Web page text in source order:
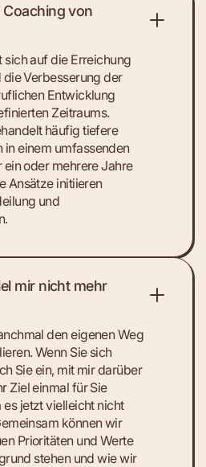
von
auf die Erreichung
Verbesserung der
Entwicklung
Zeitraums.
häufig tiefere
einem umfassenden
ein oder mehrere Jahre
Ansätze initiieren
und
mir nicht mehr
den eigenen Weg
Wenn Sie sich
Sie ein, mit mir darüber
Ziel einmal für Sie
jetzt vielleicht nicht
können wir
Prioritäten und Werte
stehen und wie wir